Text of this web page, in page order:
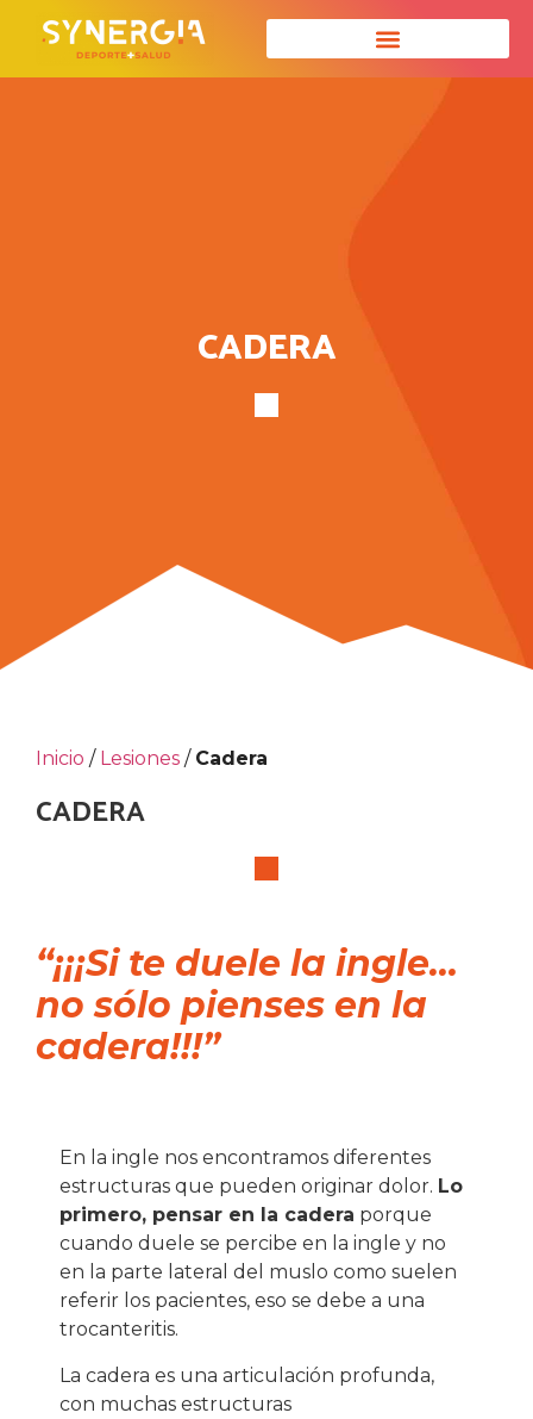
CADERA
Inicio / Lesiones / Cadera
CADERA
“¡¡¡Si te duele la ingle…
no sólo pienses en la
cadera!!!”
En la ingle nos encontramos diferentes
estructuras que pueden originar dolor. Lo
primero, pensar en la cadera porque
cuando duele se percibe en la ingle y no
en la parte lateral del muslo como suelen
referir los pacientes, eso se debe a una
trocanteritis.
La cadera es una articulación profunda,
con muchas estructuras